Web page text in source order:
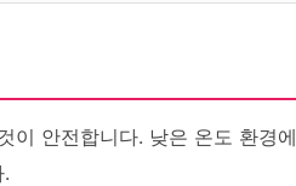
이 안전합니다. 낮은 온도 환경에